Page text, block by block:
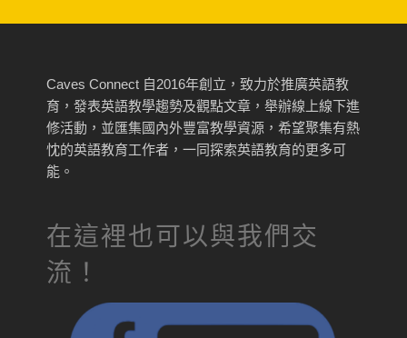
Caves Connect 自2016年創立，致力於推廣英語教
育，發表英語教學趨勢及觀點文章，舉辦線上線下進
修活動，並匯集國內外豐富教學資源，希望聚集有熱
忱的英語教育工作者，一同探索英語教育的更多可
能。
在這裡也可以與我們交
流！